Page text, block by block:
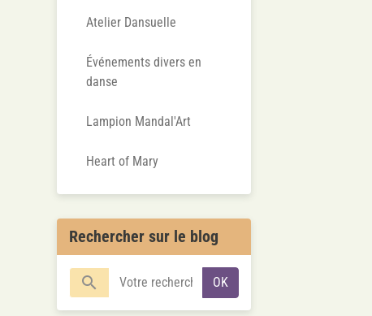
Atelier Dansuelle
Événements divers en
danse
Lampion Mandal'Art
Heart of Mary
Rechercher sur le blog
OK